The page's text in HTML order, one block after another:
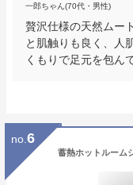
一郎ちゃん(70代・男性)
贅沢仕様の天然ムー
と肌触りも良く、人
くもりで足元を包ん
no. 6